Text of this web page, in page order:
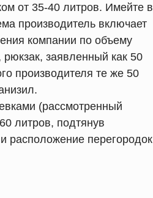
от 35-40 литров. Имейте в
производитель включает
компании по объему
заявленный как 50
производителя те же 50
(рассмотренный
литров, подтянув
расположение перегородок